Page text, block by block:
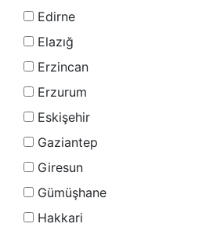
Edirne
Elazığ
Erzincan
Erzurum
Eskişehir
Gaziantep
Giresun
Gümüşhane
Hakkari